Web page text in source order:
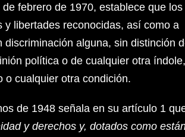
febrero de 1970, establece que los
libertades reconocidas, así como a
alguna, sin distinción
política o de cualquier otra índole,
o cualquier otra condición.
de 1948 señala en su artículo 1
y derechos y, dotados como